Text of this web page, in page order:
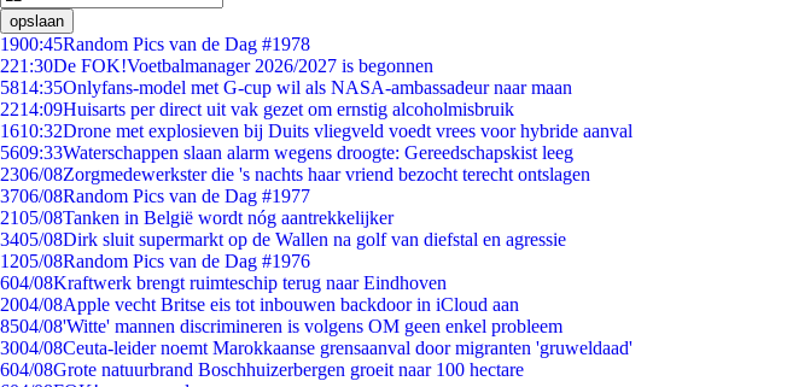
opslaan
1900:45Random Pics van de Dag #1978
221:30De FOK!Voetbalmanager 2026/2027 is begonnen
5814:35Onlyfans-model met G-cup wil als NASA-ambassadeur naar maan
2214:09Huisarts per direct uit vak gezet om ernstig alcoholmisbruik
1610:32Drone met explosieven bij Duits vliegveld voedt vrees voor hybride aanval
5609:33Waterschappen slaan alarm wegens droogte: Gereedschapskist leeg
2306/08Zorgmedewerkster die 's nachts haar vriend bezocht terecht ontslagen
3706/08Random Pics van de Dag #1977
2105/08Tanken in België wordt nóg aantrekkelijker
3405/08Dirk sluit supermarkt op de Wallen na golf van diefstal en agressie
1205/08Random Pics van de Dag #1976
604/08Kraftwerk brengt ruimteschip terug naar Eindhoven
2004/08Apple vecht Britse eis tot inbouwen backdoor in iCloud aan
8504/08'Witte' mannen discrimineren is volgens OM geen enkel probleem
3004/08Ceuta-leider noemt Marokkaanse grensaanval door migranten 'gruweldaad'
604/08Grote natuurbrand Boschhuizerbergen groeit naar 100 hectare